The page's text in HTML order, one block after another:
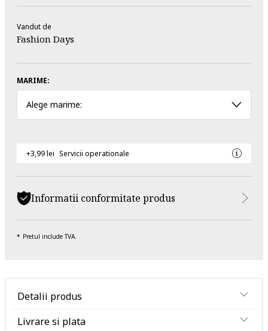
Vandut de
Fashion Days
MARIME:
Alege marime:
+3,99 lei Servicii operationale
Informatii conformitate produs
Pretul include TVA.
Detalii produs
Livrare si plata